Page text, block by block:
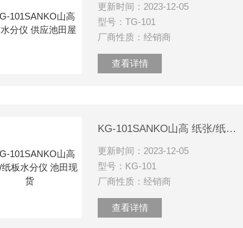
更新时间：2023-12-05
型号：TG-101
厂商性质：经销商
查看详情
KG-101SANKO山高 纸张/纸板水分仪 池田现货
更新时间：2023-12-05
型号：KG-101
厂商性质：经销商
查看详情